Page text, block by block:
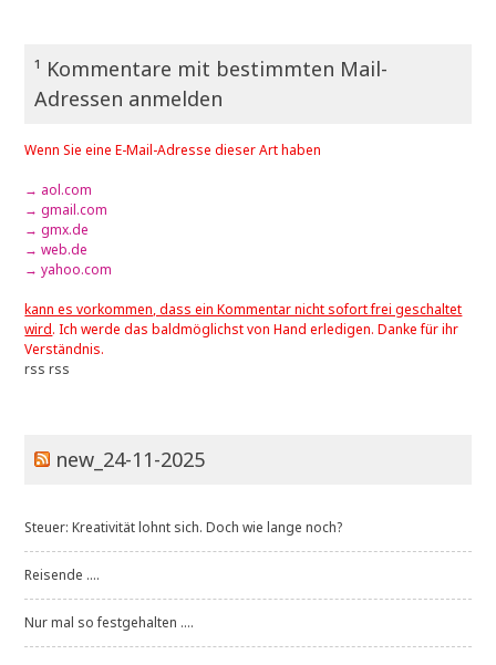
¹ Kommentare mit bestimmten Mail-
Adressen anmelden
Wenn Sie eine E-Mail-Adresse dieser Art haben
→ aol.com
→ gmail.com
→ gmx.de
→ web.de
→ yahoo.com
kann es vorkommen, dass ein Kommentar nicht sofort frei geschaltet
wird. Ich werde das baldmöglichst von Hand erledigen. Danke für ihr
Verständnis.
rss rss
new_24-11-2025
Steuer: Kreativität lohnt sich. Doch wie lange noch?
Reisende ....
Nur mal so festgehalten ....